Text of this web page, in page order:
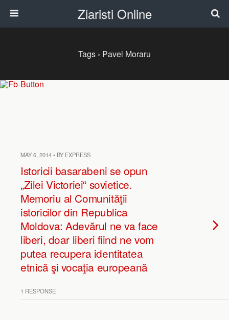
Ziaristi Online
Tags › Pavel Moraru
MAY 6, 2014 • BY EXPRESS
Istoricii basarabeni se opun
„Zilei Victoriei“ sovietice.
Memoriu al Comunităţii
istoricilor din Republica
Moldova: Adevărul ne va face
liberi, doar liberi fiind ne vom
putea recupera identitatea
etnică şi vocaţia europeană
1 RESPONSE